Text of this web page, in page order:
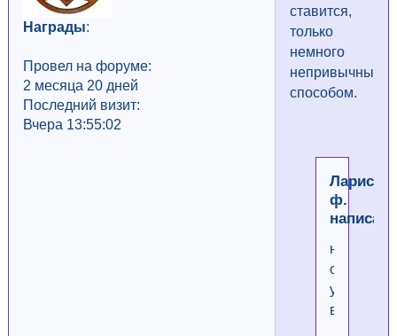
Награды:
Провел на форуме:
2 месяца 20 дней
Последний визит:
Вчера 13:55:02
ставится,
только
немного
непривычным
способом.
Лариса
ф.
не
очень
удобное